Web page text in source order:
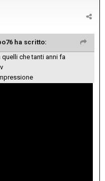
ha scritto:
che tanti anni fa